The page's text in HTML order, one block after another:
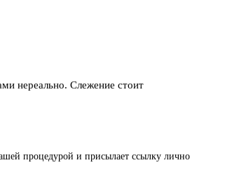
нереально. Слежение стоит
процедурой и присылает ссылку лично